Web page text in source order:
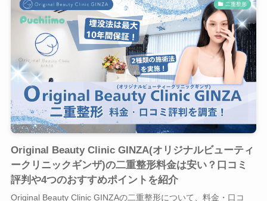
二重整形
Original Beauty Clinic GINZA(オリジナルビューティ
ークリニックギンザ)の二重整形料金は安い？口コミ
評判や4つのおすすめポイントを紹介
Original Beauty Clinic GINZAの二重整形について、料金・口コ